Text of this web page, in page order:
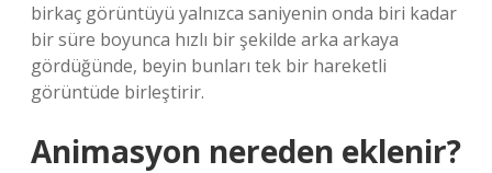
birkaç görüntüyü yalnızca saniyenin onda biri kadar
bir süre boyunca hızlı bir şekilde arka arkaya
gördüğünde, beyin bunları tek bir hareketli
görüntüde birleştirir.
Animasyon nereden eklenir?